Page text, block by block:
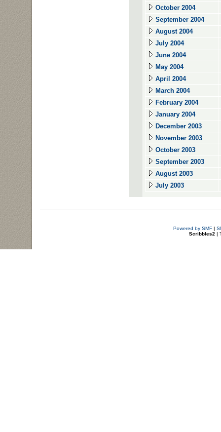
October 2004
September 2004
August 2004
July 2004
June 2004
May 2004
April 2004
March 2004
February 2004
January 2004
December 2003
November 2003
October 2003
September 2003
August 2003
July 2003
Powered by SMF|
Scribbles2 |